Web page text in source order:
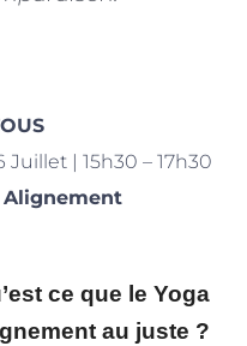
| 15h30 – 17h30
Alignement
ce que le Yoga
au juste ?